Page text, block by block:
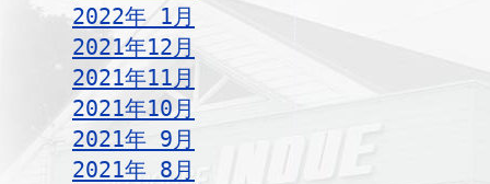
2022年 1月
2021年12月
2021年11月
2021年10月
2021年 9月
2021年 8月